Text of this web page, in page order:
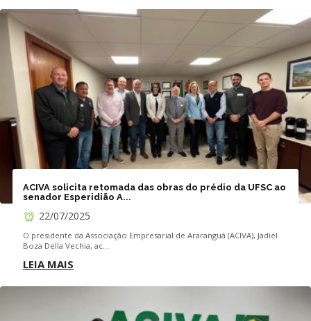
ACIVA solicita retomada das obras do prédio da UFSC ao
senador Esperidião A...
22/07/2025
O presidente da Associação Empresarial de Araranguá (ACIVA), Jadiel
Boza Della Vechia, ac...
LEIA MAIS